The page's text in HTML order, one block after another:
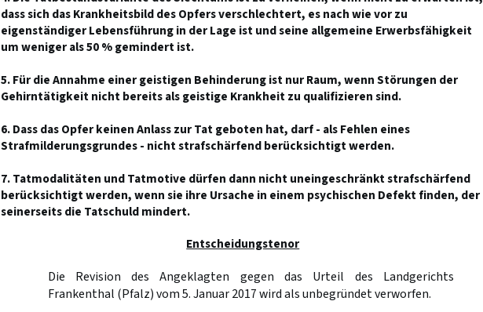
dass sich das Krankheitsbild des Opfers verschlechtert, es nach wie vor zu
eigenständiger Lebensführung in der Lage ist und seine allgemeine Erwerbsfähigkeit
um weniger als 50 % gemindert ist.
5. Für die Annahme einer geistigen Behinderung ist nur Raum, wenn Störungen der
Gehirntätigkeit nicht bereits als geistige Krankheit zu qualifizieren sind.
6. Dass das Opfer keinen Anlass zur Tat geboten hat, darf - als Fehlen eines
Strafmilderungsgrundes - nicht strafschärfend berücksichtigt werden.
7. Tatmodalitäten und Tatmotive dürfen dann nicht uneingeschränkt strafschärfend
berücksichtigt werden, wenn sie ihre Ursache in einem psychischen Defekt finden, der
seinerseits die Tatschuld mindert.
Entscheidungstenor
Die Revision des Angeklagten gegen das Urteil des Landgerichts
Frankenthal (Pfalz) vom 5. Januar 2017 wird als unbegründet verworfen.